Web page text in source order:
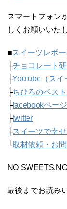
スマートフォン
しくお願いいた
■スイーツレポ
├チョコレート
├Youtube（スイ
├ちひろのベス
├facebookページ
├twitter
├スイーツで幸
└取材依頼・お
NO
最後までお読み